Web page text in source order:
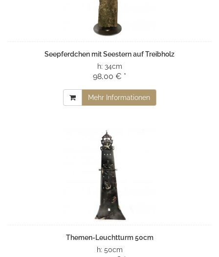
Seepferdchen mit Seestern auf Treibholz
h: 34cm
98,00 € *
Mehr Informationen
Themen-Leuchtturm 50cm
h: 50cm